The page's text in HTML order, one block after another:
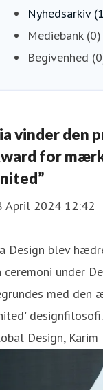
Nyhedsarkiv
Mediebank (0)
Begivenhed
vinder den
for
April 2024 12:42
Design blev
ceremoni under
med den
Design,